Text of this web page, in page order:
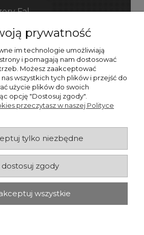
Fal
prywatność
im technologie umożliwiają
i pomagają nam dostosować
Możesz zaakceptować
wszystkich tych plików i przejść do
użycie plików do swoich
opcję "Dostosuj zgody".
przeczytasz w naszej Polityce
tylko niezbędne
dostosuj zgody
wszystkie